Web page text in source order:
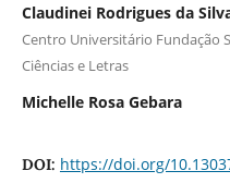
Claudinei Rodrigues da
Centro Universitário Fundação
Ciências e Letras
Michelle Rosa Gebara
DOI: https://doi.org/